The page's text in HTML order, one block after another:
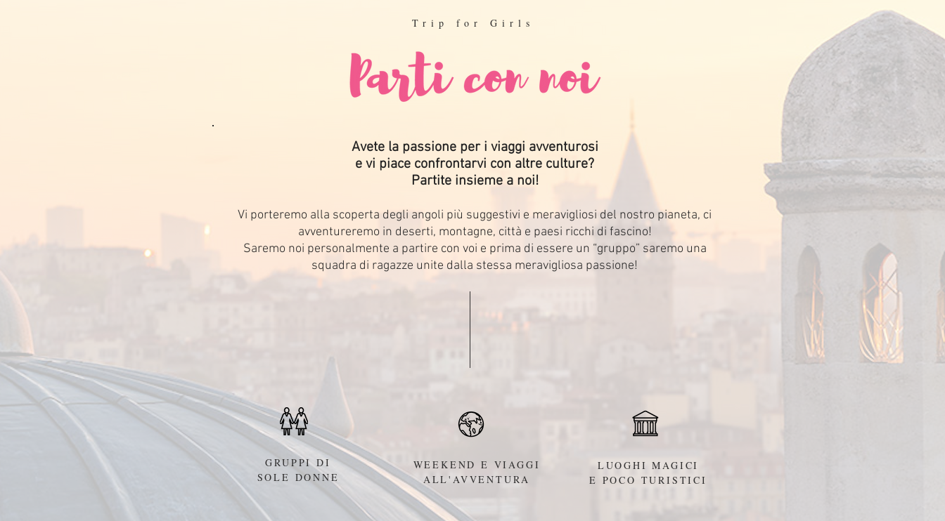
Trip for Girls
Avete la passione per i viaggi avventurosi
e vi piace confrontarvi con altre culture?
Partite insieme a noi!
Vi porteremo alla scoperta degli angoli più suggestivi e meravigliosi del nostro pianeta, ci
avventureremo in deserti, montagne, città e paesi ricchi di fascino!
Saremo noi personalmente a partire con voi e prima di essere un “gruppo” saremo una
squadra di ragazze unite dalla stessa meravigliosa passione!
GRUPPI DI
SOLE DONNE
WEEKEND E VIAGGI
ALL'AVVENTURA
LUOGHI MAGICI
E POCO TURISTICI